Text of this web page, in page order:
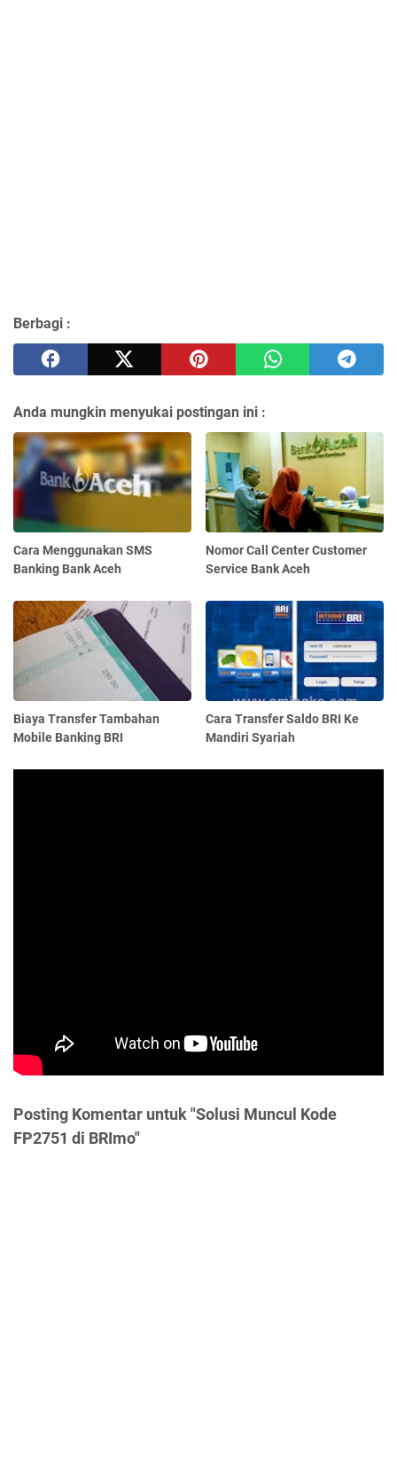
Berbagi :
Anda mungkin menyukai postingan ini :
Cara Menggunakan SMS
Banking Bank Aceh
Nomor Call Center Customer
Service Bank Aceh
Biaya Transfer Tambahan
Mobile Banking BRI
Cara Transfer Saldo BRI Ke
Mandiri Syariah
Posting Komentar untuk "Solusi Muncul Kode
FP2751 di BRImo"